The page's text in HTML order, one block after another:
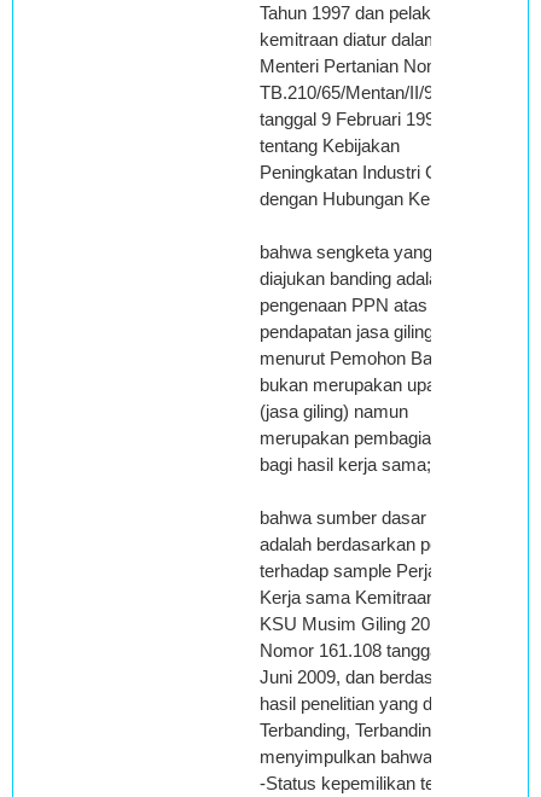
Tahun 1997 dan pelaksanaan
kemitraan diatur dalam surat
Menteri Pertanian Nomor:
TB.210/65/Mentan/II/98
tanggal 9 Februari 1998
tentang Kebijakan
Peningkatan Industri Gula
dengan Hubungan Kemitraan;
bahwa sengketa yang
diajukan banding adalah
pengenaan PPN atas
pendapatan jasa giling yang
menurut Pemohon Banding
bukan merupakan upah giling
(jasa giling) namun
merupakan pembagian atas
bagi hasil kerja sama;
bahwa sumber dasar koreksi
adalah berdasarkan penelitian
terhadap sample Perjanjian
Kerja sama Kemitraan TRS II
KSU Musim Giling 2010
Nomor 161.108 tanggal 10
Juni 2009, dan berdasarkan
hasil penelitian yang dilakukan
Terbanding, Terbanding
menyimpulkan bahwa:
-Status kepemilikan tebu yang